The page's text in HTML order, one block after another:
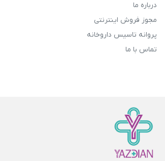
درباره ما
مجوز فروش اینترنتی
پروانه تاسیس داروخانه
تماس با ما